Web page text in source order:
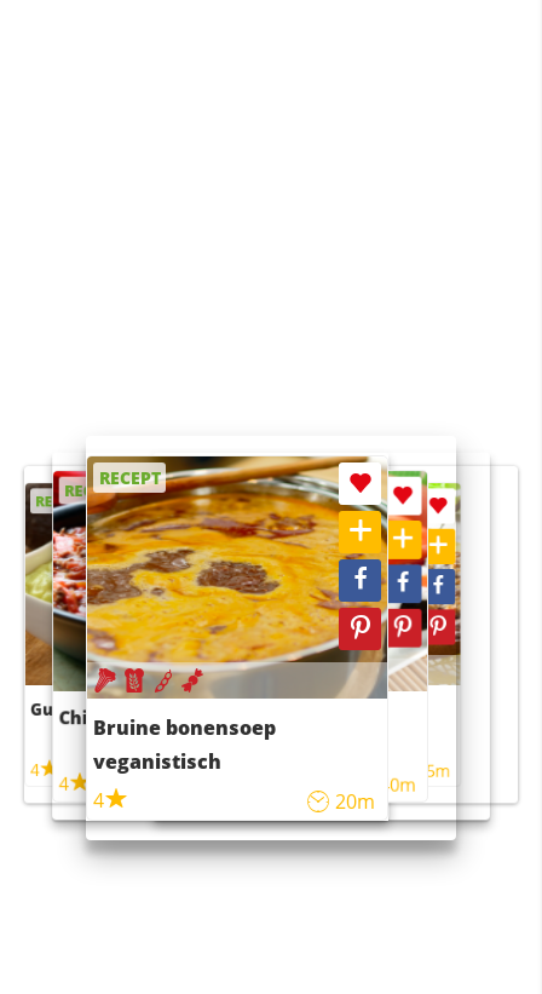
RECEPT
Guacamole
4
RECEPT
Chili con carne
4 45m
RECEPT
Bruine bonensoep
veganistisch
4
20m
RECEPT
Sushi rijstsalade
maaltijdsalade
40m
RECEPT
4 55m